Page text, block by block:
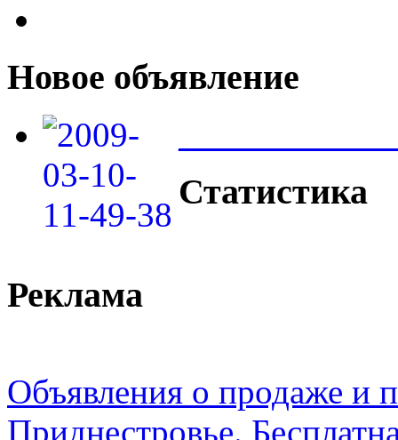
Новое объявление
Статистика
Реклама
Объявления о продаже и
Приднестровье.